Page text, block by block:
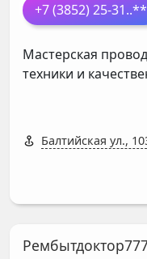
+7 (3852) 25-31..**
Мастерская
техники и
Балтийская ул.,